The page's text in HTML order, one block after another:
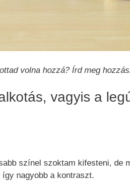
volna hozzá? Írd meg
vagyis a
színel szoktam kifesteni, de
nagyobb a kontraszt.